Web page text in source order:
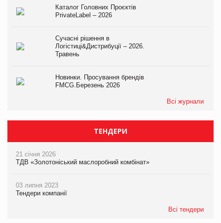
Каталог Головних Проєктів
PrivateLabel – 2026
Сучасні рішення в
Логістиці&Дистрибуції – 2026.
Травень
Новинки. Просування брендів
FMCG.Березень 2026
Всі журнали
ТЕНДЕРИ
21 січня 2026
ТДВ «Золотоніський маслоробний комбінат»
03 липня 2023
Тендери компанії
Всі тендери